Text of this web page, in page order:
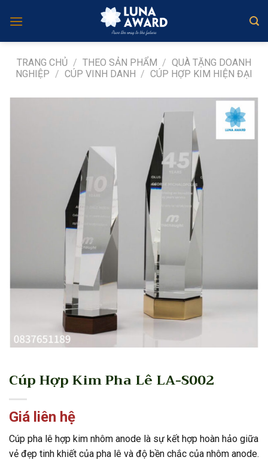
TRANG CHỦ / THEO SẢN PHẨM / QUÀ TẶNG DOANH
NGHIỆP / CÚP VINH DANH / CÚP HỢP KIM HIỆN ĐẠI
Cúp Hợp Kim Pha Lê LA-S002
Giá liên hệ
Cúp pha lê hợp kim nhôm anode là sự kết hợp hoàn hảo giữa
vẻ đẹp tinh khiết của pha lê và độ bền chắc của nhôm anode.